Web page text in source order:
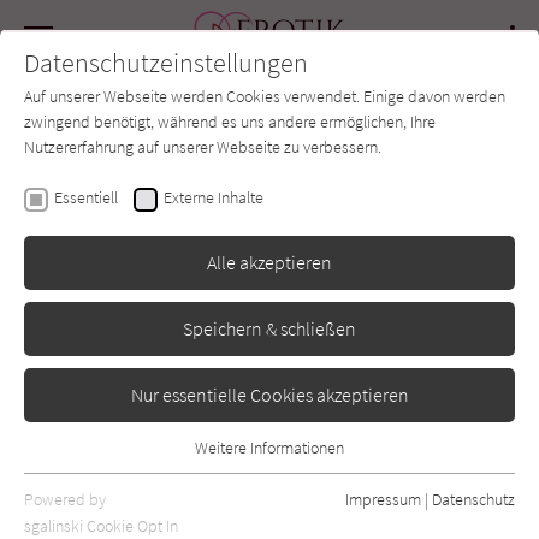
SUCHE Forum Charts Newsletter
Vi Keeland
Player
Goldmann Erschienen: September 2018 0
Datenschutzeinstellungen
Auf unserer Webseite werden Cookies verwendet. Einige davon werden
zwingend benötigt, während es uns andere ermöglichen, Ihre
Nutzererfahrung auf unserer Webseite zu verbessern.
Essentiell Externe Inhalte
Alle akzeptieren
Speichern & schließen
Nur essentielle Cookies akzeptieren
Essentielle Cookies werden für grundlegende Funktionen der
Webseite benötigt. Dadurch ist gewährleistet, dass die Webseite
Weitere Informationen
Powered by
sgalinski Cookie Opt In
Impressum | Datenschutz